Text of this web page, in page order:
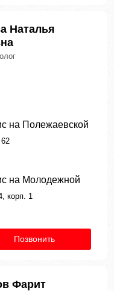
Наталья
на Полежаевской
на Молодежной
корп. 1
Позвонить
Фарит